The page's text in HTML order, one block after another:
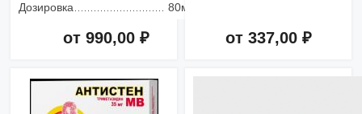
Дозировка
80мг
от 990,00 ₽ от 337,00 ₽